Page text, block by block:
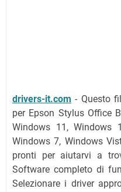
drivers-it.com - Questo
per Epson Stylus Office
Windows 11, Windows
Windows 7, Windows
pronti per aiutarvi a
Software completo di
Selezionare i driver